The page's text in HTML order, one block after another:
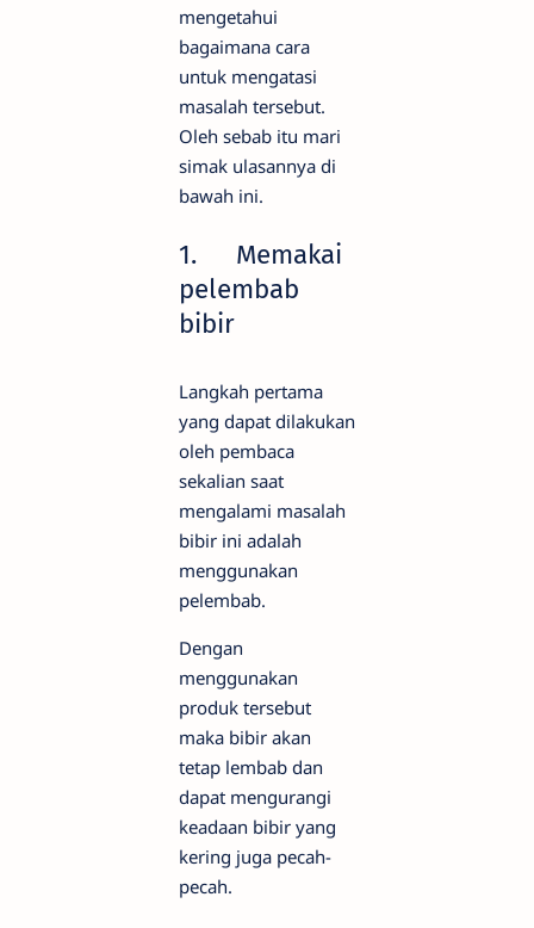
mengetahui
bagaimana cara
untuk mengatasi
masalah tersebut.
Oleh sebab itu mari
simak ulasannya di
bawah ini.
1.
Memakai
pelembab
bibir
Langkah pertama
yang dapat dilakukan
oleh pembaca
sekalian saat
mengalami masalah
bibir ini adalah
menggunakan
pelembab.
Dengan
menggunakan
produk tersebut
maka bibir akan
tetap lembab dan
dapat mengurangi
keadaan bibir yang
kering juga pecah-
pecah.